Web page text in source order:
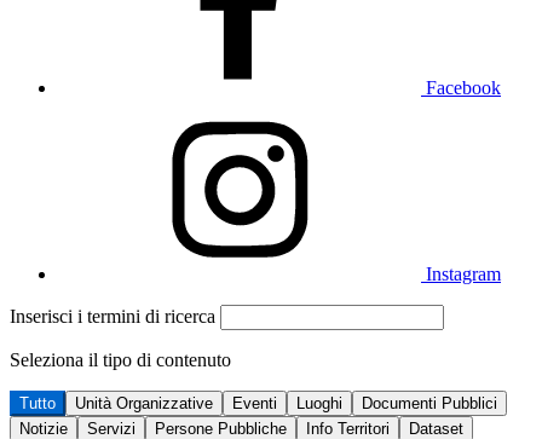
Facebook
Instagram
Inserisci i termini di ricerca
Seleziona il tipo di contenuto
Tutto Unità Organizzative Eventi Luoghi
Documenti Pubblici
Notizie
Servizi Persone Pubbliche Info Territori Dataset